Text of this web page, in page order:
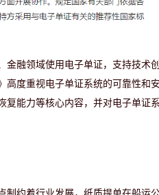
金融领域使用电子单证 ，支持技术
高度重视电子单证系统的可靠性和
复能力等核心内容，并对电子单证